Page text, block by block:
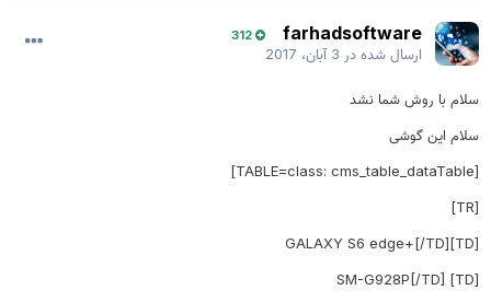
farhadsoftware
312
ارسال شده در3 آبان، 2017
سلام با روش شما نشد
سلام این گوشی